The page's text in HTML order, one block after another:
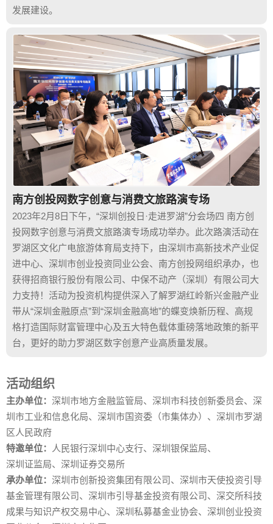
发展建设。
南方创投网数字创意与消费文旅路演专场
2023年2月8日下午，“深圳创投日·走进罗湖”分会场四 南方创
投网数字创意与消费文旅路演专场成功举办。此次路演活动在
罗湖区文化广电旅游体育局支持下，由深圳市高新技术产业促
进中心、深圳市创业投资同业公会、南方创投网组织承办，也
获得招商银行股份有限公司、中保不动产（深圳）有限公司大
力支持！活动为投资机构提供深入了解罗湖红岭新兴金融产业
带从“深圳金融原点”到“深圳金融高地”的蝶变焕新历程、高规
格打造国际财富管理中心及五大特色载体重磅落地政策的新平
台，更好的助力罗湖区数字创意产业高质量发展。
活动组织
主办单位： 深圳市地方金融监管局、深圳市科技创新委员会、深
圳市工业和信息化局、深圳市国资委（市集体办）、深圳市罗湖
区人民政府
特邀单位：
人民银行深圳中心支行、深圳银保监局、
深圳证监局、深圳证券交易所
承办单位： 深圳市创新投资集团有限公司、深圳市天使投资引导
基金管理有限公司、深圳市引导基金投资有限公司、深交所科技
成果与知识产权交易中心、深圳私募基金业协会、深圳创业投资